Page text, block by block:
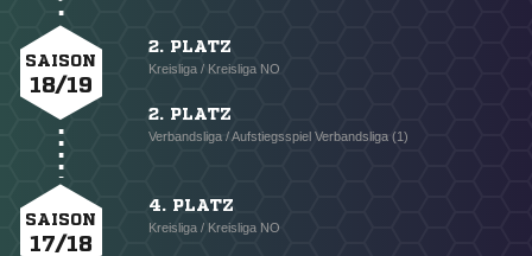
SAISON
18/19
2. PLATZ
Kreisliga / Kreisliga NO
2. PLATZ
Verbandsliga / Aufstiegsspiel Verbandsliga (1)
SAISON
17/18
4. PLATZ
Kreisliga / Kreisliga NO